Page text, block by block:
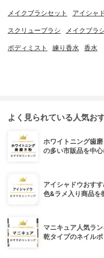
メイクブラシセット アイシャ
スクリューブラシ メイクブラ
ボディミスト 練り香水 香水
よく見られている人気お
ホワイトニング歯
の多い市販品を中心
アイシャドウおす
色&ラメ入り商品を
マニキュア人気ラ
乾タイプのネイルポ